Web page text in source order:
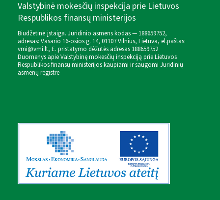
Valstybinė mokesčių inspekcija prie Lietuvos
Respublikos finansų ministerijos
Biudžetinė įstaiga. Juridinio asmens kodas — 188659752,
adresas: Vasario 16-osios g. 14, 01107 Vilnius, Lietuva, el.paštas:
vmi@vmi.lt, E. pristatymo dėžutės adresas 188659752
Duomenys apie Valstybinę mokesčių inspekciją prie Lietuvos
Respublikos finansų ministerijos kaupiami ir saugomi Juridinių
asmenų registre